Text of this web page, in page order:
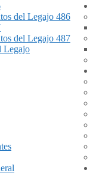
del Legajo 486
del Legajo 487
Legajo